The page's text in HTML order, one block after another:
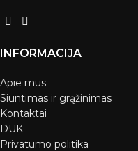
INFORMACIJA
Apie mus
Siuntimas ir grąžinimas
Kontaktai
DUK
Privatumo politika